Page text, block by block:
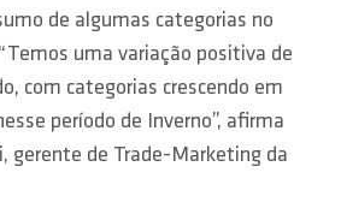
de algumas categorias no
uma variação positiva de
com categorias crescendo em
período de Inverno”, afirma
gerente de Trade-Marketing da